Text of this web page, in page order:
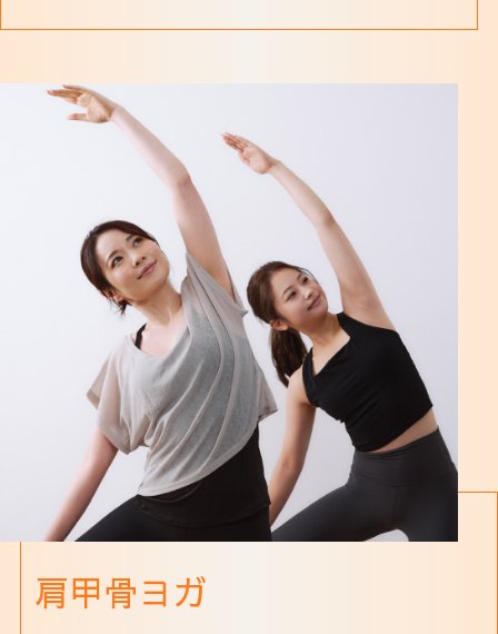
肩甲骨ヨガ